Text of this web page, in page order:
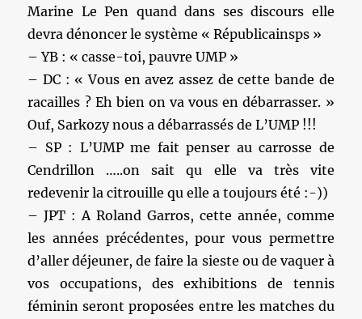
Marine Le Pen quand dans ses discours elle
devra dénoncer le système « Républicainsps »
– YB : « casse-toi, pauvre UMP »
– DC : « Vous en avez assez de cette bande de
racailles ? Eh bien on va vous en débarrasser. »
Ouf, Sarkozy nous a débarrassés de L’UMP !!!
– SP : L’UMP me fait penser au carrosse de
Cendrillon …..on sait qu elle va très vite
redevenir la citrouille qu elle a toujours été :-))
– JPT : A Roland Garros, cette année, comme
les années précédentes, pour vous permettre
d’aller déjeuner, de faire la sieste ou de vaquer à
vos occupations, des exhibitions de tennis
féminin seront proposées entre les matches du